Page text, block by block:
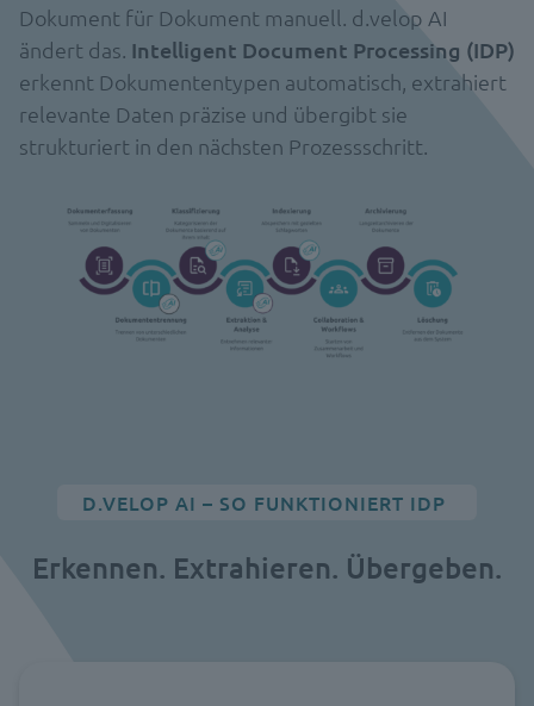
Dokument für Dokument manuell. d.velop AI
ändert das. Intelligent Document Processing (IDP)
erkennt Dokumententypen automatisch, extrahiert
relevante Daten präzise und übergibt sie
strukturiert in den nächsten Prozessschritt.
D.VELOP AI – SO FUNKTIONIERT IDP
Erkennen. Extrahieren. Übergeben.